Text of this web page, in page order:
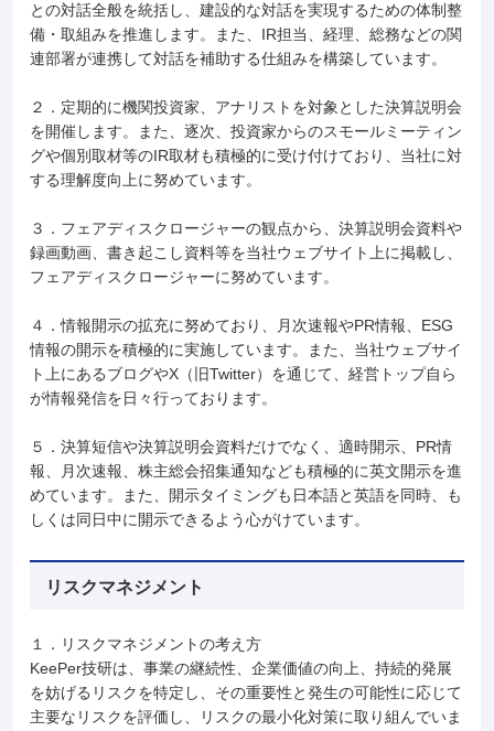
との対話全般を統括し、建設的な対話を実現するための体制整
備・取組みを推進します。また、IR担当、経理、総務などの関
連部署が連携して対話を補助する仕組みを構築しています。
２．定期的に機関投資家、アナリストを対象とした決算説明会
を開催します。また、逐次、投資家からのスモールミーティン
グや個別取材等のIR取材も積極的に受け付けており、当社に対
する理解度向上に努めています。
３．フェアディスクロージャーの観点から、決算説明会資料や
録画動画、書き起こし資料等を当社ウェブサイト上に掲載し、
フェアディスクロージャーに努めています。
４．情報開示の拡充に努めており、月次速報やPR情報、ESG
情報の開示を積極的に実施しています。また、当社ウェブサイ
ト上にあるブログやX（旧Twitter）を通じて、経営トップ自ら
が情報発信を日々行っております。
５．決算短信や決算説明会資料だけでなく、適時開示、PR情
報、月次速報、株主総会招集通知なども積極的に英文開示を進
めています。また、開示タイミングも日本語と英語を同時、も
しくは同日中に開示できるよう心がけています。
リスクマネジメント
１．リスクマネジメントの考え方
KeePer技研は、事業の継続性、企業価値の向上、持続的発展
を妨げるリスクを特定し、その重要性と発生の可能性に応じて
主要なリスクを評価し、リスクの最小化対策に取り組んでいま